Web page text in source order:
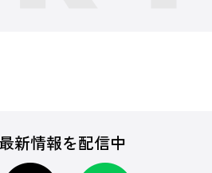
新情報を配信中